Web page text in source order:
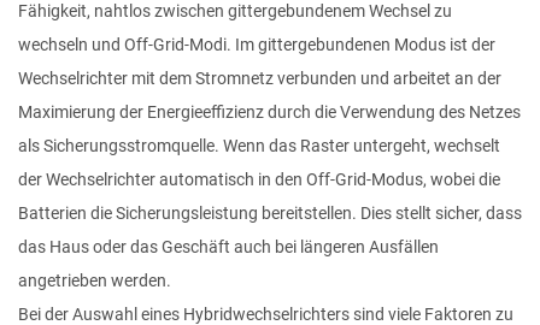
Fähigkeit, nahtlos zwischen gittergebundenem Wechsel zu
wechseln und Off-Grid-Modi. Im gittergebundenen Modus ist der
Wechselrichter mit dem Stromnetz verbunden und arbeitet an der
Maximierung der Energieeffizienz durch die Verwendung des Netzes
als Sicherungsstromquelle. Wenn das Raster untergeht, wechselt
der Wechselrichter automatisch in den Off-Grid-Modus, wobei die
Batterien die Sicherungsleistung bereitstellen. Dies stellt sicher, dass
das Haus oder das Geschäft auch bei längeren Ausfällen
angetrieben werden.
Bei der Auswahl eines Hybridwechselrichters sind viele Faktoren zu